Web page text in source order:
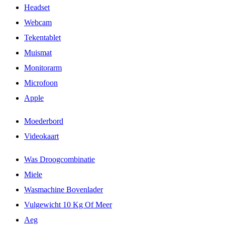
Headset
Webcam
Tekentablet
Muismat
Monitorarm
Microfoon
Apple
Moederbord
Videokaart
Was Droogcombinatie
Miele
Wasmachine Bovenlader
Vulgewicht 10 Kg Of Meer
Aeg